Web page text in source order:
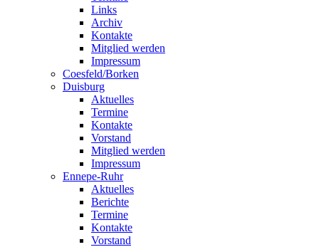
Links
Archiv
Kontakte
Mitglied werden
Impressum
Coesfeld/Borken
Duisburg
Aktuelles
Termine
Kontakte
Vorstand
Mitglied werden
Impressum
Ennepe-Ruhr
Aktuelles
Berichte
Termine
Kontakte
Vorstand